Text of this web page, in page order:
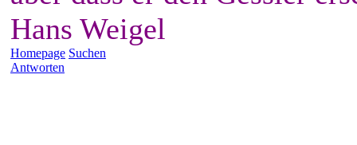
Hans Weigel
Homepage Suchen
Antworten